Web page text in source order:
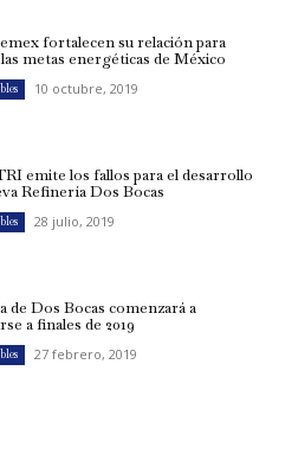
fortalecen su relación para
metas energéticas de México
10 octubre, 2019
emite los fallos para el desarrollo
Refinería Dos Bocas
28 julio, 2019
de Dos Bocas comenzará a
a finales de 2019
27 febrero, 2019